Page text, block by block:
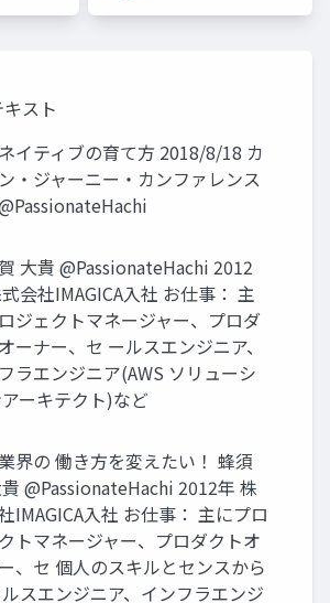
スト
イティブの育て方 2018/8/18 カ
・ジャーニー・カンファレンス
大貴 @PassionateHachi 2012
会社IMAGICA入社 お仕事： 主
ジェクトマネージャー、プロダ
ーナー、セ ールスエンジニア、
ラエンジニア(AWS ソリューシ
ーキテクト)など
界の 働き方を変えたい！ 蜂須
@PassionateHachi 2012年 株
IMAGICA入社 お仕事： 主にプロ
トマネージャー、プロダクトオ
、セ 個人のスキルとセンスから
スエンジニア、インフラエンジ